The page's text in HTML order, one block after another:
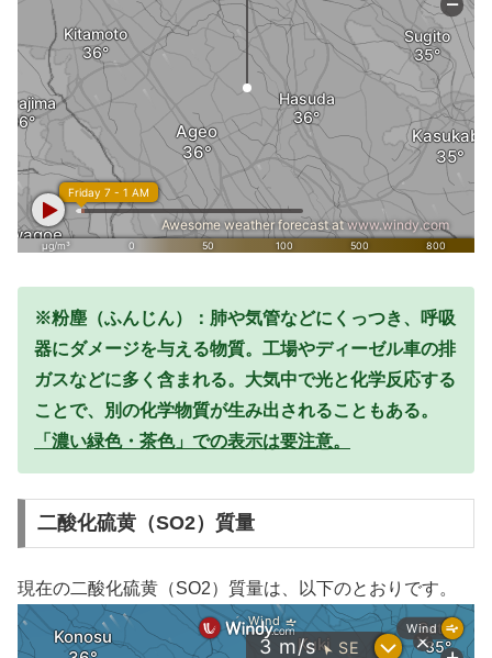
※粉塵（ふんじん）：肺や気管などにくっつき、呼吸
器にダメージを与える物質。工場やディーゼル車の排
ガスなどに多く含まれる。大気中で光と化学反応する
ことで、別の化学物質が生み出されることもある。
「濃い緑色・茶色」での表示は要注意。
二酸化硫黄（SO2）質量
現在の二酸化硫黄（SO2）質量は、以下のとおりです。